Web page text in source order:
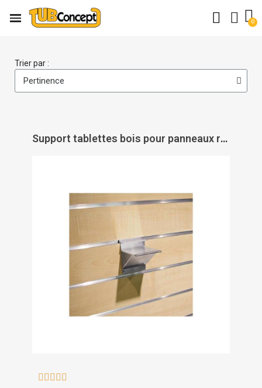
Trier par :
Support tablettes bois pour panneaux rainurés - PAS DE MARQUE
    